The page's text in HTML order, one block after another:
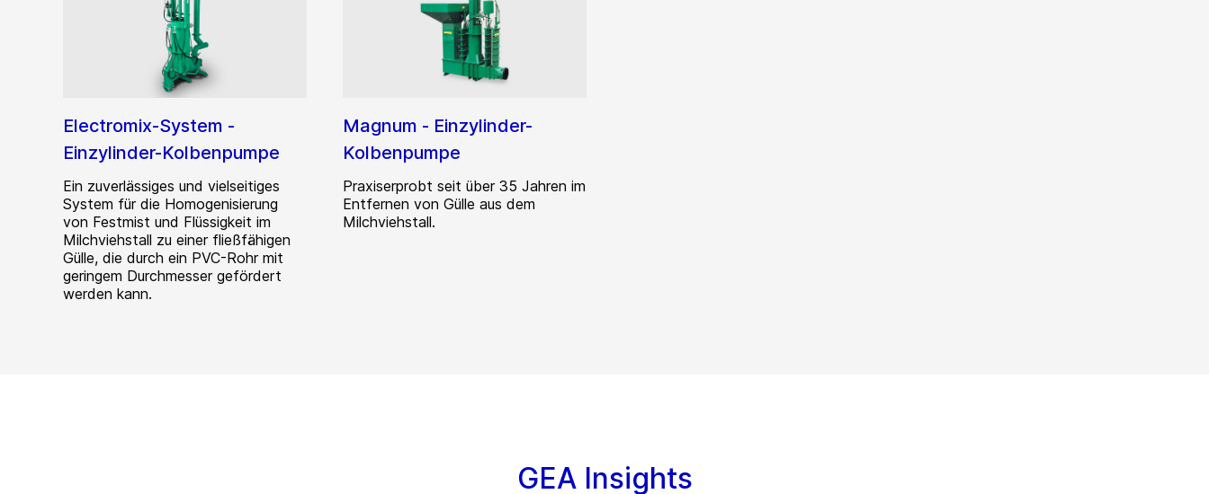
Electromix-System -
Einzylinder-Kolbenpumpe
Ein zuverlässiges und vielseitiges
System für die Homogenisierung
von Festmist und Flüssigkeit im
Milchviehstall zu einer fließfähigen
Gülle, die durch ein PVC-Rohr mit
geringem Durchmesser gefördert
werden kann.
Magnum - Einzylinder-
Kolbenpumpe
Praxiserprobt seit über 35 Jahren im
Entfernen von Gülle aus dem
Milchviehstall.
GEA Insights